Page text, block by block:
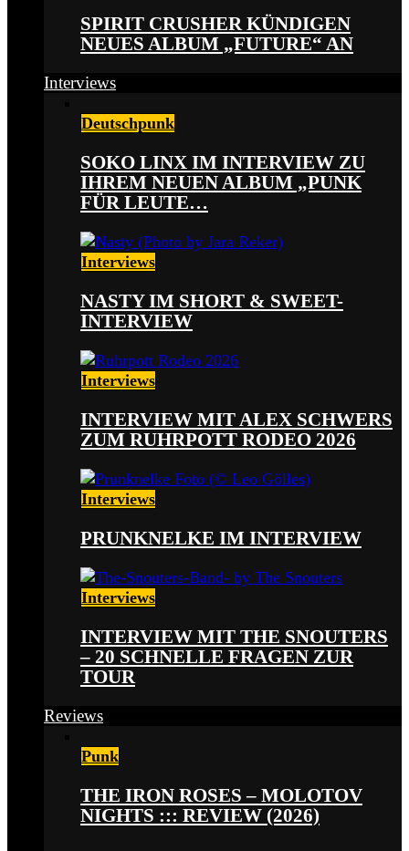
SPIRIT CRUSHER KÜNDIGEN
NEUES ALBUM „FUTURE“ AN
Interviews
Deutschpunk
SOKO LINX IM INTERVIEW ZU
IHREM NEUEN ALBUM „PUNK
FÜR LEUTE…
Interviews
NASTY IM SHORT & SWEET-
INTERVIEW
Interviews
INTERVIEW MIT ALEX SCHWERS
ZUM RUHRPOTT RODEO 2026
Interviews
PRUNKNELKE IM INTERVIEW
Interviews
INTERVIEW MIT THE SNOUTERS
– 20 SCHNELLE FRAGEN ZUR
TOUR
Reviews
Punk
THE IRON ROSES – MOLOTOV
NIGHTS ::: REVIEW (2026)